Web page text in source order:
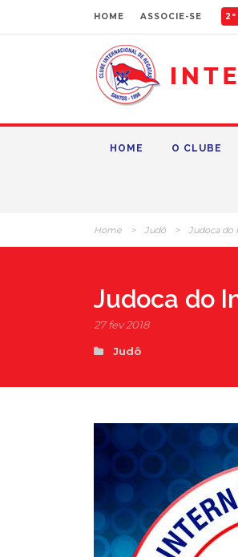
HOME ASSOCIE-SE
HOME O CLUBE
Home > Judô > Judoca do
Judoca do
27 fev 2018
Judô